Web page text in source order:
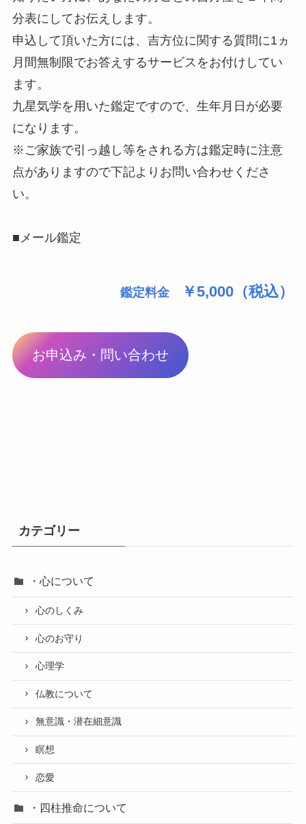
分表にしてお伝えします。
申込して頂いた方には、吉方位に関する質問に1ヵ
月間無制限でお答えするサービスをお付けしてい
ます。
九星気学を用いた鑑定ですので、生年月日が必要
になります。
※ご家族で引っ越し等をされる方は鑑定時に注意
点がありますので下記よりお問い合わせくださ
い。
■メール鑑定
鑑定料金 ￥5,000（税込）
お申込み・問い合わせ
カテゴリー
・心について
心のしくみ
心のお守り
心理学
仏教について
無意識・潜在細意識
瞑想
恋愛
・四柱推命について